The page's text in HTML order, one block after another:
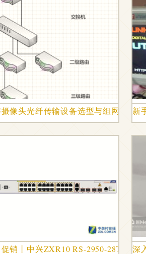
并存
像头光纤传输设备选型与组网方案新
升级与网络交换体验
促销丨中兴ZXR10 RS-2950-28TC交深